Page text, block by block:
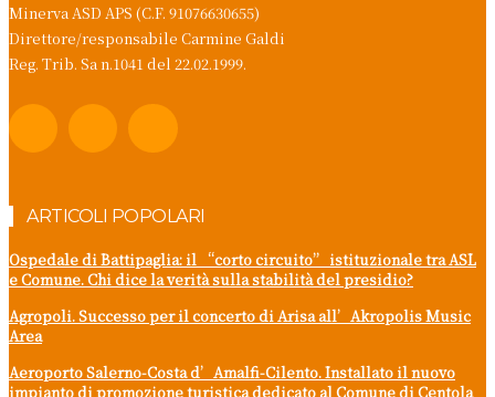
Minerva ASD APS (C.F. 91076630655)
Direttore/responsabile Carmine Galdi
Reg. Trib. Sa n.1041 del 22.02.1999.
ARTICOLI POPOLARI
Ospedale di Battipaglia: il “corto circuito” istituzionale tra ASL
e Comune. Chi dice la verità sulla stabilità del presidio?
Agropoli. Successo per il concerto di Arisa all’Akropolis Music
Area
Aeroporto Salerno-Costa d’Amalfi-Cilento. Installato il nuovo
impianto di promozione turistica dedicato al Comune di Centola